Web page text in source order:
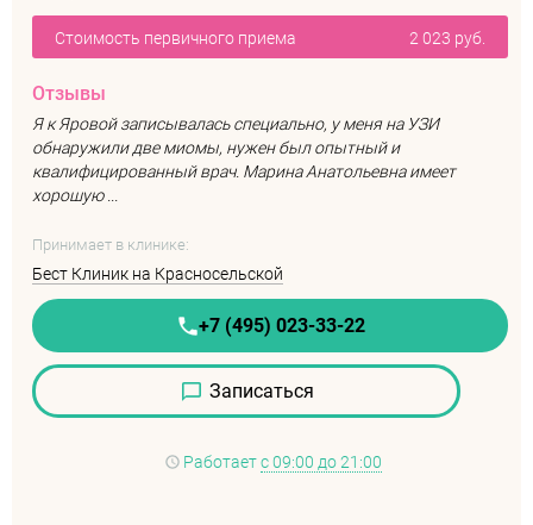
Стоимость первичного приема 2 023 руб.
Отзывы
Я к Яровой записывалась специально, у меня на УЗИ
обнаружили две миомы, нужен был опытный и
квалифицированный врач. Марина Анатольевна имеет
хорошую ...
Принимает в клинике:
Бест Клиник на Красносельской
+7 (495) 023-33-22
Записаться
Работает с 09:00 до 21:00